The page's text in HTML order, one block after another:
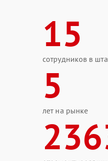
15
сотрудников в
5
лет на рынке